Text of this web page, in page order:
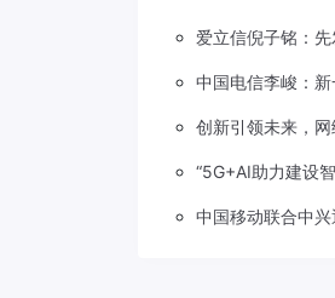
爱立信倪子铭：
中国电信李峻：
创新引领未来，
“5G+AI助力建设
中国移动联合中